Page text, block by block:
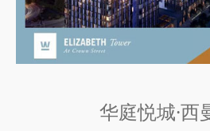
华庭悦城·西